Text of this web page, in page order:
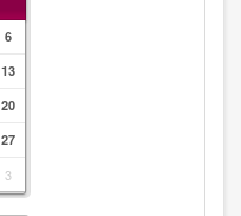
6
13
20
27
3